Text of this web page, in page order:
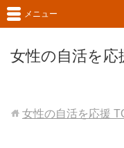
女性の自活を応
メニュー
女性の自活を応援